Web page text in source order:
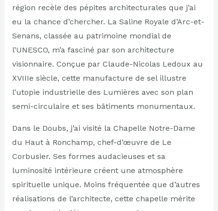
région recèle des pépites architecturales que j’ai
eu la chance d’chercher. La Saline Royale d’Arc-et-
Senans, classée au patrimoine mondial de
l’UNESCO, m’a fasciné par son architecture
visionnaire. Conçue par Claude-Nicolas Ledoux au
XVIIIe siècle, cette manufacture de sel illustre
l’utopie industrielle des Lumières avec son plan
semi-circulaire et ses bâtiments monumentaux.
Dans le Doubs, j’ai visité la Chapelle Notre-Dame
du Haut à Ronchamp, chef-d’œuvre de Le
Corbusier. Ses formes audacieuses et sa
luminosité intérieure créent une atmosphère
spirituelle unique. Moins fréquentée que d’autres
réalisations de l’architecte, cette chapelle mérite